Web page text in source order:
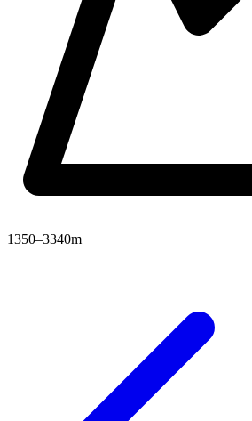
1350–3340m